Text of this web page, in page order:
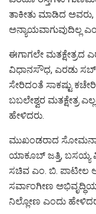
ತಾಕೀತು ಮಾಡಿದ
ಅನ್ಯಾಯವಾಗುವುದಿಲ್ಲ
ಈಗಾಗಲೇ ಮತಕ್ಷೇತ್ರದ
ವಿಧಾನಸೌಧ, ಎರಡು ಸಬ್
ಸೇರಿದಂತೆ ಸಾಕಷ್ಟು‌
ಬಬಲೇಶ್ವರ ಮತಕ್ಷೇತ್ರ
ಹೇಳಿದರು.
ಮುಖಂಡರಾದ
ಯಾಕೂಬ್ ಜತ್ತಿ, ಬಸಯ್ಯ
ಸಚಿವ ಎಂ. ಬಿ. ಪಾಟೀಲ
ಸರ್ವಾಂಗೀಣ
ನಿಲ್ಲೋಣ ಎಂದು